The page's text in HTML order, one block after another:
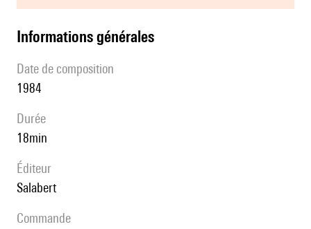
informations générales
date de composition
1984
durée
18min
éditeur
Salabert
Commande